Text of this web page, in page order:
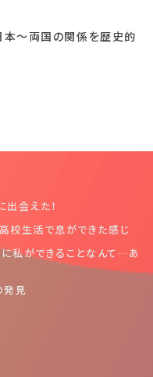
本〜両国の関係を歴史的
会えた！
校生活で息ができた感じ
私ができることなんて…あ
発見